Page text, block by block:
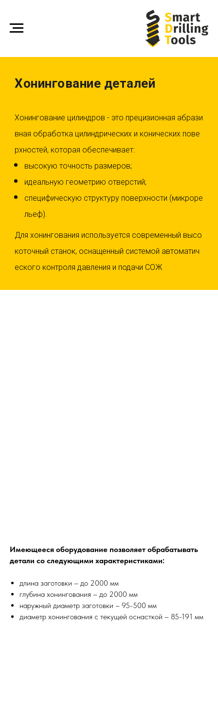
Хонингование деталей
Хонингование цилиндров - это прецизионная абрази
вная обработка цилиндрических и конических пове
рхностей, которая обеспечивает:
высокую точность размеров;
идеальную геометрию отверстий;
специфическую структуру поверхности (микроре
льеф).
Для хонингования используется современный высо
коточный станок, оснащенный системой автоматич
еского контроля давления и подачи СОЖ
Имеющееся оборудование позволяет обрабатывать
детали со следующими характеристиками:
длина заготовки – до 2000 мм
глубина хонингования – до 2000 мм
наружный диаметр заготовки – 95-500 мм
диаметр хонингования с текущей оснасткой – 85-191 мм